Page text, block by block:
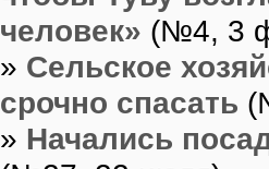
человек» (№4, 3
» Сельское
срочно спасать
» Начались